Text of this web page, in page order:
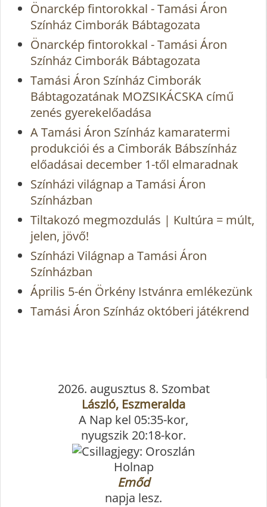
Önarckép fintorokkal - Tamási Áron
Színház Cimborák Bábtagozata
Önarckép fintorokkal - Tamási Áron
Színház Cimborák Bábtagozata
Tamási Áron Színház Cimborák
Bábtagozatának MOZSIKÁCSKA című
zenés gyerekelőadása
A Tamási Áron Színház kamaratermi
produkciói és a Cimborák Bábszínház
előadásai december 1-től elmaradnak
Színházi világnap a Tamási Áron
Színházban
Tiltakozó megmozdulás | Kultúra = múlt,
jelen, jövő!
Színházi Világnap a Tamási Áron
Színházban
Április 5-én Örkény Istvánra emlékezünk
Tamási Áron Színház októberi játékrend
2026. augusztus 8. Szombat
László, Eszmeralda
A Nap kel 05:35-kor,
nyugszik 20:18-kor.
Holnap
Emőd
napja lesz.